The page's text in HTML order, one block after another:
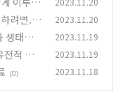
려면... 2023.11.20
태계에
2023.11.19
전적 질
2023.11.19
(0) 2023.11.18